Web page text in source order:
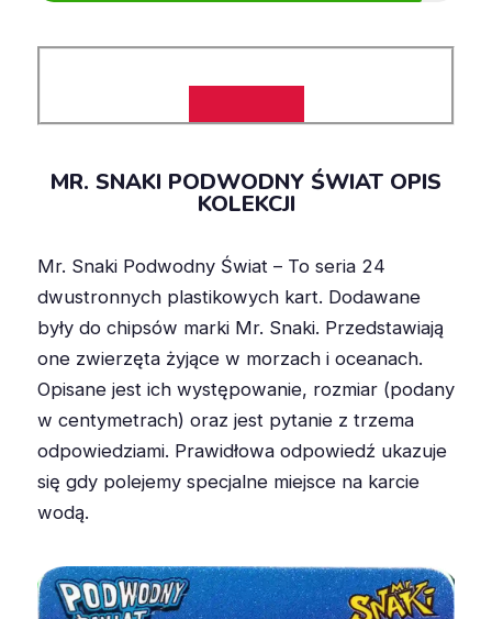
MR. SNAKI PODWODNY ŚWIAT OPIS
KOLEKCJI
Mr. Snaki Podwodny Świat – To seria 24
dwustronnych plastikowych kart. Dodawane
były do chipsów marki Mr. Snaki. Przedstawiają
one zwierzęta żyjące w morzach i oceanach.
Opisane jest ich występowanie, rozmiar (podany
w centymetrach) oraz jest pytanie z trzema
odpowiedziami. Prawidłowa odpowiedź ukazuje
się gdy polejemy specjalne miejsce na karcie
wodą.